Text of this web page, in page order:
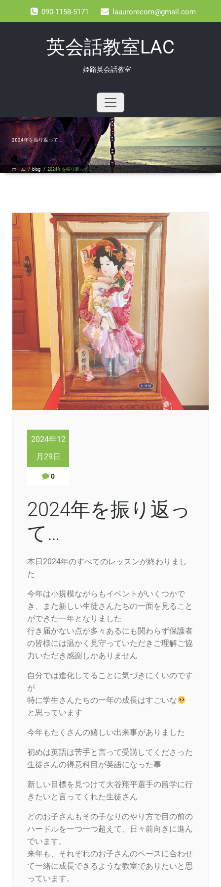
content
090-1158-5171 laaurorecom@gmail.com
英会話教室LAC
姫路英会話教室
2024年を振り返って…
ホーム/ blog /2024年を振り返って…
2024年12
月29日
0
2024年を振り返っ
て…
本日2024年のすべてのレッスンが終わりまし
た
今年は小規模ながらもイベントがいくつかで
き、また新しい生徒さんたちの一面を見ること
ができた一年となりました
行き届かない点が多々あるにも関わらず保護者
の皆様には温かく見守っていただきご理解ご協
力いただき感謝しかありません
自分では進化してることに気づきにくいのです
が
特に学生さんたちの一年の成長はすごいな
と思っています
今年もたくさんの嬉しい出来事がありました
初めは英語は苦手と言って受講してくださった
生徒さんの得意科目が英語になった事
新しい目標を見つけて大谷翔平選手の留学に行
きたいと言ってくれた生徒さん
どのお子さんもその子なりのやり方で目の前の
ハードルを一つ一つ超えて、日々前向きに進ん
でいます。
来年も、それぞれのお子さんのペースに合わせ
て一緒に成長できるような教室でありたいと思
っています。